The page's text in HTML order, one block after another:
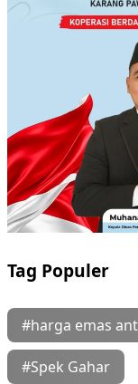
Tag Populer
#harga emas
#Spek Gahar